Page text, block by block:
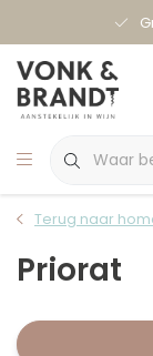
Terug naar
Priorat